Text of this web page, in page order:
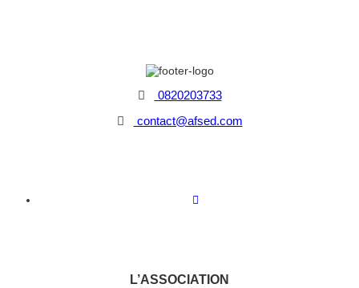
0820203733
contact@afsed.com
L’ASSOCIATION